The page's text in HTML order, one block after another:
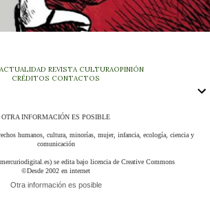
ACTUALIDAD REVISTA CULTURAOPINIÓN
CRÉDITOS CONTACTOS
OTRA INFORMACIÓN ES POSIBLE
humanos, cultura, minorías, mujer, infancia, ecología, ciencia y
comunicación
se edita bajo licencia de Creative Commons
©Desde 2002 en internet
Otra información es posible